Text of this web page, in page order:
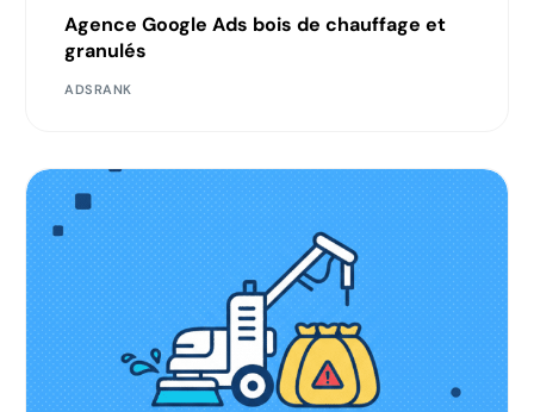
Agence Google Ads bois de chauffage et
granulés
ADSRANK